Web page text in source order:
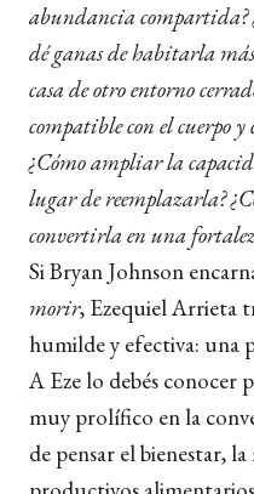
abundancia compartida?
dé ganas de habitarla
casa de otro entorno
compatible con el cuerpo y
¿Cómo ampliar la
lugar de reemplazarla?
convertirla en una
Si Bryan Johnson
morir, Ezequiel Arrieta
humilde y efectiva: una
A Eze lo debés conocer
muy prolífico en la
de pensar el bienestar,